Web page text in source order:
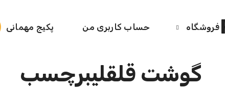
فروشگاه حساب کاربری من پکیج مهمانی
گوشت قلقلیبرچسب